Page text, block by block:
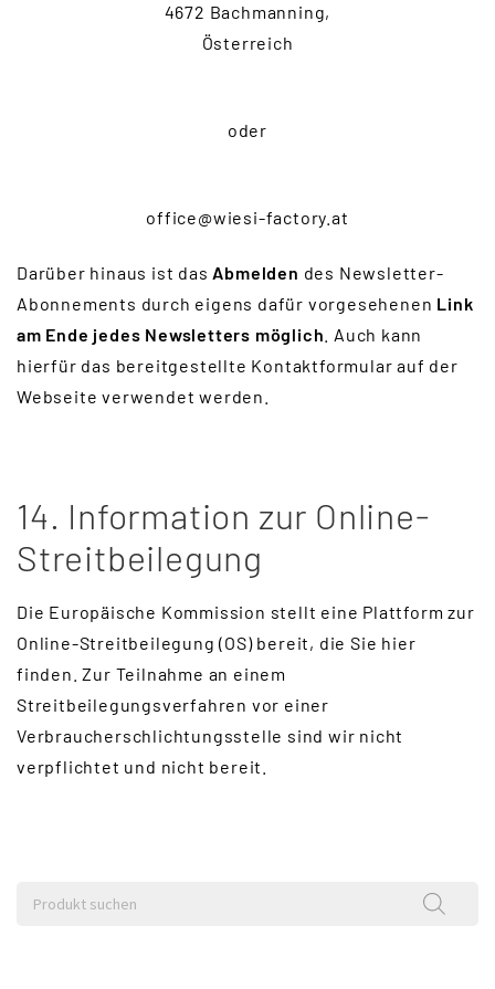
4672 Bachmanning,
Österreich
oder
office@wiesi-factory.at
Darüber hinaus ist das Abmelden des Newsletter-
Abonnements durch eigens dafür vorgesehenen Link
am Ende jedes Newsletters möglich . Auch kann
hierfür das bereitgestellte Kontaktformular auf der
Webseite verwendet werden.
14. Information zur Online-
Streitbeilegung
Die Europäische Kommission stellt eine Plattform zur
Online-Streitbeilegung (OS) bereit, die Sie hier
finden. Zur Teilnahme an einem
Streitbeilegungsverfahren vor einer
Verbraucherschlichtungsstelle sind wir nicht
verpflichtet und nicht bereit.